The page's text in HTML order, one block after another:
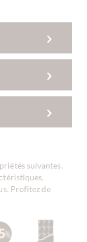
suivantes.
Profitez de